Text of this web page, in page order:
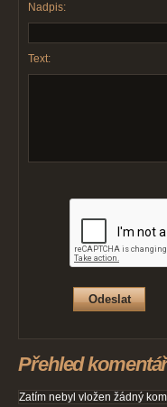
Nadpis:
Text:
Přehled
Zatím nebyl vložen žádný